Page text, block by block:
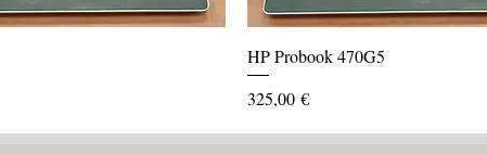
HP Probook 470G5
Prix
325,00 €